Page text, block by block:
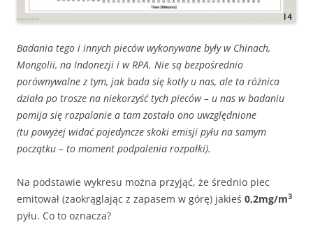
Badania tego i innych pieców wykonywane były w Chinach,
Mongolii, na Indonezji i w RPA. Nie są bezpośrednio
porównywalne z tym, jak bada się kotły u nas, ale ta różnica
działa po trosze na niekorzyść tych pieców – u nas w badaniu
pomija się rozpalanie a tam zostało ono uwzględnione
(tu powyżej widać pojedyncze skoki emisji pyłu na samym
początku – to moment podpalenia rozpałki).
Na podstawie wykresu można przyjąć, że średnio piec
emitował (zaokrąglając z zapasem w górę) jakieś 0,2mg/m3
pyłu. Co to oznacza?